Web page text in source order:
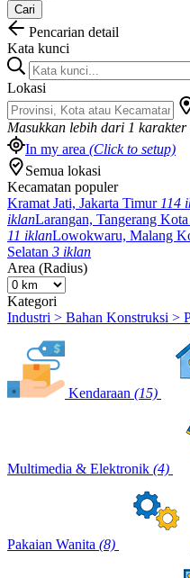
Cari
Pencarian detail
Kata kunci
Lokasi
Masukkan lebih dari 1 karakter
In my area (Click to setup)
Semua lokasi
Kecamatan populer
Kramat Jati, Jakarta Timur 114
iklanLarangan, Tangerang Kota
11 iklanLowokwaru, Malang
Selatan 3 iklan
Area (Radius)
Kategori
Industri > Bahan Konstruksi >
Kendaraan (15)
Multimedia & Elektronik (4)
Pakaian Wanita (8)